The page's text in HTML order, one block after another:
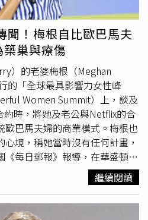
騙上床了。」所謂「聊天詐
等AI工具，生成出遠比自
刻的訊息，以此在交流中吸引
度玩家尼克（Nick）就喜歡用
或者在溝通時保持對話的趣
AI的回應，但坦承這麼做確實
快去的交友軟體來說，絞盡腦汁
、不了了之，會讓他投入的時
另一方面，33歲的佛蘭西絲科
閉症的女性，深深為自己無法
潛台詞與潛規則所困擾。對她來
她與他人交流前曾有過巨大的掙
數位版本、更懂得與他人共鳴的
要求填寫的資料都複製貼上到
對我的分析理解，提供各種提
！梅根自比歐巴馬夫
巢與療傷
）的老婆梅根（Meghan
的「全球最具影響力女性峰
Women Summit）上，談及
時，將她及老公與Netflix的合
巴馬夫婦的商業模式。梅根也
境，稱她當時沒有任何計畫，
《每日郵報》報導，在華盛頓特
女性峰會」上，索塞克斯公爵夫
根充滿信心的宣布，她及哈利
合作關係即將結束，但2人已與
先提案合約」（multi-year first-
繼續閱讀